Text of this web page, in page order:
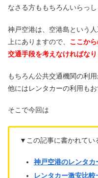
なさる方ももちろんいらっし
神戸空港は、空港島という
上にありますので、 ここか
交通手段を考えなければなり
もちろん公共交通機関の利
他にはレンタカーの利用もお
そこで今回は
▼この記事に書かれてい
神戸空港のレンタカ
レンタカー激安比較